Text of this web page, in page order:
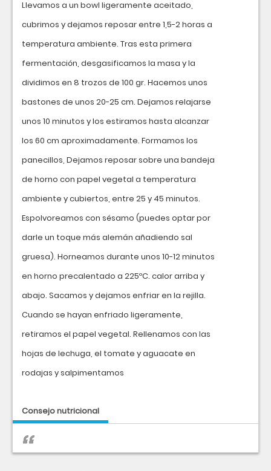
Llevamos a un bowl ligeramente aceitado,
cubrimos y dejamos reposar entre 1,5-2 horas a
temperatura ambiente. Tras esta primera
fermentación, desgasificamos la masa y la
dividimos en 8 trozos de 100 gr. Hacemos unos
bastones de unos 20-25 cm. Dejamos relajarse
unos 10 minutos y los estiramos hasta alcanzar
los 60 cm aproximadamente. Formamos los
panecillos, Dejamos reposar sobre una bandeja
de horno con papel vegetal a temperatura
ambiente y cubiertos, entre 25 y 45 minutos.
Espolvoreamos con sésamo (puedes optar por
darle un toque más alemán añadiendo sal
gruesa). Horneamos durante unos 10-12 minutos
en horno precalentado a 225ºC. calor arriba y
abajo. Sacamos y dejamos enfriar en la rejilla.
Cuando se hayan enfriado ligeramente,
retiramos el papel vegetal. Rellenamos con las
hojas de lechuga, el tomate y aguacate en
rodajas y salpimentamos
Consejo nutricional